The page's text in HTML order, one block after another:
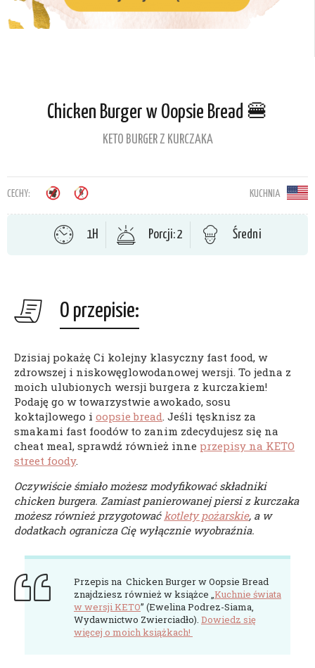
Chicken Burger w Oopsie Bread 🍔
KETO BURGER Z KURCZAKA
CECHY: KUCHNIA
1H Porcji: 2 Średni
O przepisie:
Dzisiaj pokażę Ci kolejny klasyczny fast food, w
zdrowszej i niskowęglowodanowej wersji. To jedna z
moich ulubionych wersji burgera z kurczakiem!
Podaję go w towarzystwie awokado, sosu
koktajlowego i oopsie bread . Jeśli tęsknisz za
smakami fast foodów to zanim zdecydujesz się na
cheat meal, sprawdź również inne przepisy na KETO
street foody.
Oczywiście śmiało możesz modyfikować składniki
chicken burgera. Zamiast panierowanej piersi z kurczaka
możesz również przygotować kotlety pożarskie, a w
dodatkach ogranicza Cię wyłącznie wyobraźnia.
Przepis na Chicken Burger w Oopsie Bread
znajdziesz również w książce „ Kuchnie świata
w wersji KETO” (Ewelina Podrez-Siama,
Wydawnictwo Zwierciadło). Dowiedz się
więcej o moich książkach!